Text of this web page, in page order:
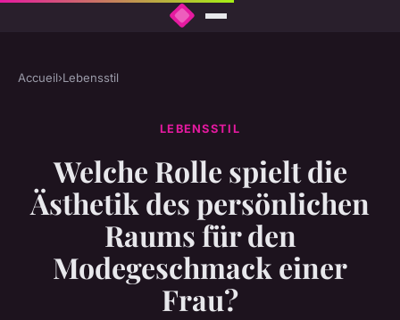
Accueil›Lebensstil
LEBENSSTIL
Welche Rolle spielt die
Ästhetik des persönlichen
Raums für den
Modegeschmack einer
Frau?